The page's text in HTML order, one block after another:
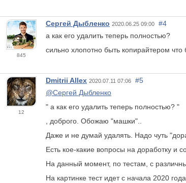
845
Сергей Дыбленко 2020.06.25 09:00
#4
а как его удалить теперь полностью?
сильно хлопотно быть копирайтером
12
Dmitrii Allex 2020.07.11 07:06
#5
@Сергей Дыбленко
" а как его удалить теперь полностью? "
, доброго. Обожаю "машки"..
Даже и не думай удалять. Надо чуть
Есть кое-какие вопросы на доработку и
На данный момент, по тестам, с
На картинке тест идет с начала 2020